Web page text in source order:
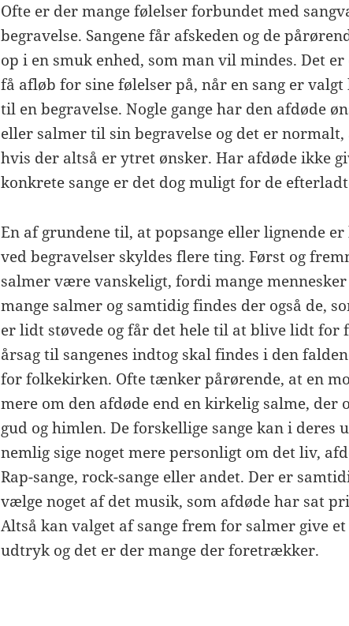
Ofte er der mange følelser forbundet med
begravelse. Sangene får afskeden og de
op i en smuk enhed, som man vil mindes. Det er
få afløb for sine følelser på, når en sang er valgt
til en begravelse. Nogle gange har den afdøde
eller salmer til sin begravelse og det er
hvis der altså er ytret ønsker. Har afdøde ikke
konkrete sange er det dog muligt for de
En af grundene til, at popsange eller lignende
ved begravelser skyldes flere ting. Først og
salmer være vanskeligt, fordi mange
mange salmer og samtidig findes der også de,
er lidt støvede og får det hele til at blive lidt for
årsag til sangenes indtog skal findes i den
for folkekirken. Ofte tænker pårørende, at en
mere om den afdøde end en kirkelig salme, der
gud og himlen. De forskellige sange kan i deres
nemlig sige noget mere personligt om det liv,
Rap-sange, rock-sange eller andet. Der er
vælge noget af det musik, som afdøde har sat
Altså kan valget af sange frem for salmer give
udtryk og det er der mange der foretrækker.